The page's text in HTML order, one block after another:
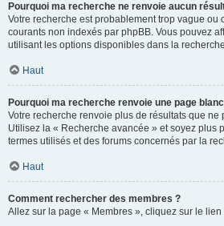
Pourquoi ma recherche ne renvoie aucun
Votre recherche est probablement trop vague ou
courants non indexés par phpBB. Vous pouvez
utilisant les options disponibles dans la
Haut
Pourquoi ma recherche renvoie une page
Votre recherche renvoie plus de résultats que ne
Utilisez la « Recherche avancée » et soyez plus
termes utilisés et des forums concernés par la
Haut
Comment rechercher des membres ?
Allez sur la page « Membres », cliquez sur le